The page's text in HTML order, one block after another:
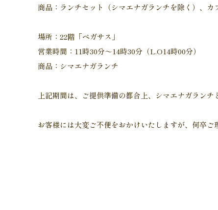
商品：ランチセット（シマエナガランチを除く）、カ
場所：22階「ペガサス」
営業時間：11時30分～14時30分（L.O14時00分）
商品：シマエナガランチ
上記期間は、ご提供準備の都合上、シマエナガラン
お客様には大変ご不便をおかけいたしますが、何卒ご